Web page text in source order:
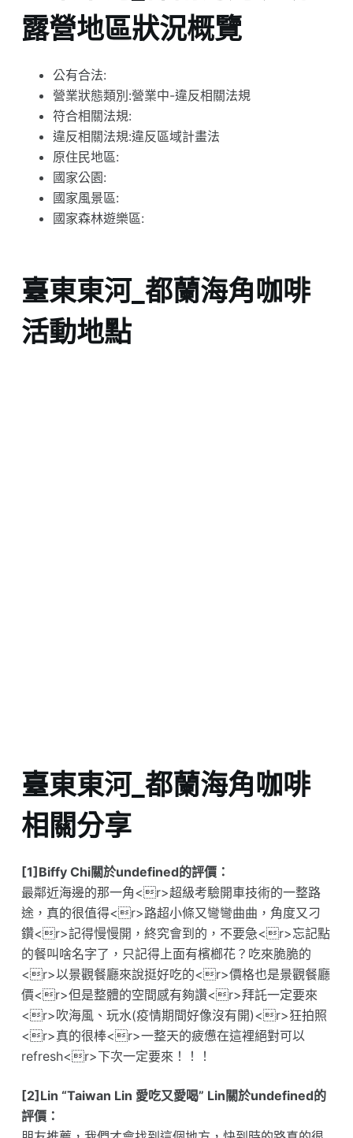
露營地區狀況概覽
公有合法:
營業狀態類別:營業中-違反相關法規
符合相關法規:
違反相關法規:違反區域計畫法
原住民地區:
國家公園:
國家風景區:
國家森林遊樂區:
臺東東河_都蘭海角咖啡
活動地點
臺東東河_都蘭海角咖啡
相關分享
[1]Biffy Chi關於undefined的評價：
最鄰近海邊的那一角<r>超級考驗開車技術的一整路
途，真的很值得<r>路超小條又彎彎曲曲，角度又刁
鑽<r>記得慢慢開，終究會到的，不要急<r>忘記點
的餐叫啥名字了，只記得上面有檳榔花？吃來脆脆的
<r>以景觀餐廳來說挺好吃的<r>價格也是景觀餐廳
價<r>但是整體的空間感有夠讚<r>拜託一定要來
<r>吹海風、玩水(疫情期間好像沒有開)<r>狂拍照
<r>真的很棒<r>一整天的疲憊在這裡絕對可以
refresh<r>下次一定要來！！！
[2]Lin “Taiwan Lin 愛吃又愛喝” Lin關於undefined的
評價：